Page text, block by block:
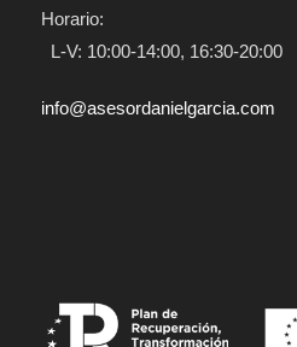
Horario:
L-V: 10:00-14:00, 16:30-20:00
info@asesordanielgarcia.com